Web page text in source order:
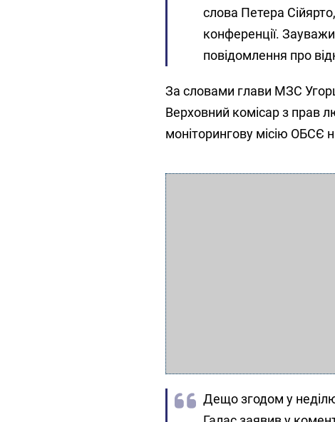
слова Петера
конференції.
повідомлення про
За словами глави МЗС
Верховний комісар з прав
моніторингову місію ОБСЄ
Дещо згодом у